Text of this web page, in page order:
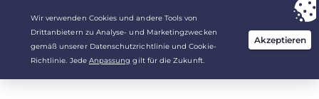
Deine Wahl:Der beste Deal für 2.1666666666667 Jahre zu $
/Monat